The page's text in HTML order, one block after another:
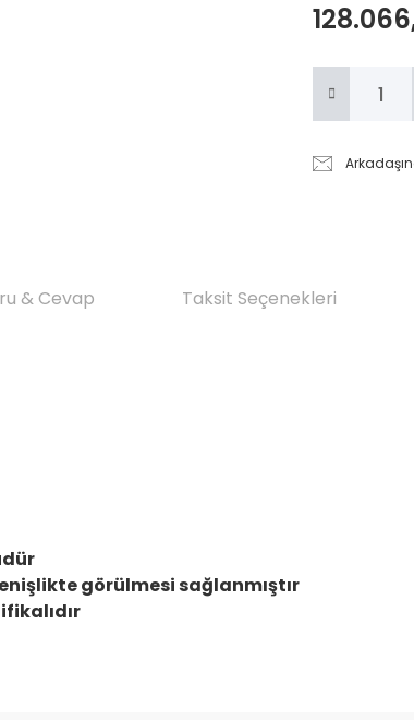
& Cevap Taksit Seçenekleri
görülmesi sağlanmıştır